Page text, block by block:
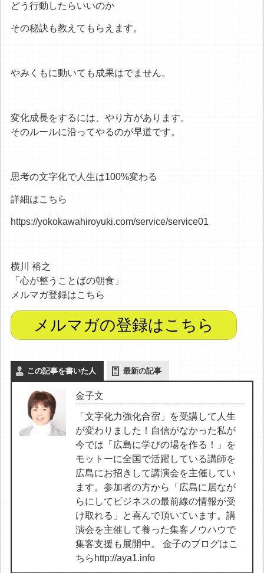
どう行動したらいいのか
その秘訣も教えてもらえます。
やみくもに動いても成果はでません。
変化成長をするには、やり方があります。
そのルールに沿ってやるのが早道です。
思考の文字化で人生は100%変わる
詳細はこちら
https://yokokawahiroyuki.com/service/service01
横川 裕之
「心が整うことばの朝食」
メルマガ登録はこちら
メルマガの登録はこちら
この記事を書いた人 最新の記事
金子文
「文字化力強化合宿」を受講して人生
が変わりました！自信がなかった私が
今では「広島に学びの場を作る！」を
モットーに全国で活躍している講師を
広島にお招きして講演会を主催してい
ます。参加者の方から「広島に居なが
らにしてビジネスの最前線の情報が受
け取れる」と喜んで頂いています。講
演会を主催して養った集客ノウハウで
集客支援も展開中。 金子のブログはこ
ちらhttp://aya1.info